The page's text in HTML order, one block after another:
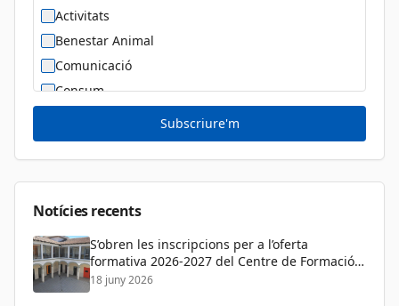
Activitats
Benestar Animal
Comunicació
Consum
Diversitat Sexual i de Gènere
Dona
Subscriure'm
Notícies recents
S’obren les inscripcions per a l’oferta
formativa 2026-2027 del Centre de Formació
de Persones Adultes
18 juny 2026